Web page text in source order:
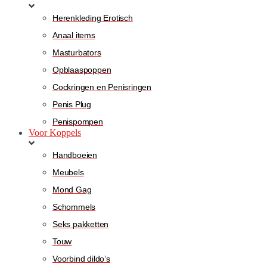
Herenkleding Erotisch
Anaal items
Masturbators
Opblaaspoppen
Cockringen en Penisringen
Penis Plug
Penispompen
Voor Koppels
Handboeien
Meubels
Mond Gag
Schommels
Seks pakketten
Touw
Voorbind dildo’s